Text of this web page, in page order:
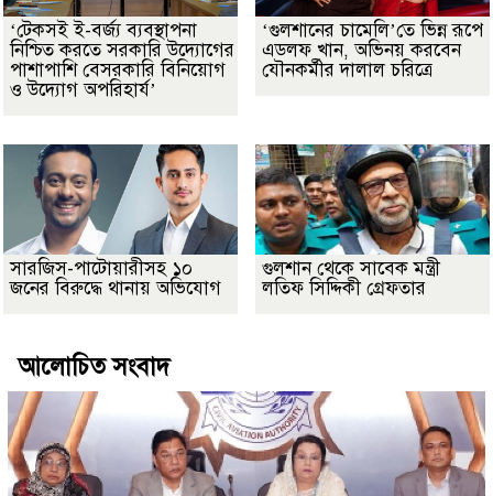
‘টেকসই ই-বর্জ্য ব্যবস্থাপনা
নিশ্চিত করতে সরকারি উদ্যোগের
পাশাপাশি বেসরকারি বিনিয়োগ
ও উদ্যোগ অপরিহার্য’
‘গুলশানের চামেলি’তে ভিন্ন রূপে
এডলফ খান, অভিনয় করবেন
যৌনকর্মীর দালাল চরিত্রে
সারজিস-পাটোয়ারীসহ ১০
জনের বিরুদ্ধে থানায় অভিযোগ
গুলশান থেকে সাবেক মন্ত্রী
লতিফ সিদ্দিকী গ্রেফতার
আলোচিত সংবাদ